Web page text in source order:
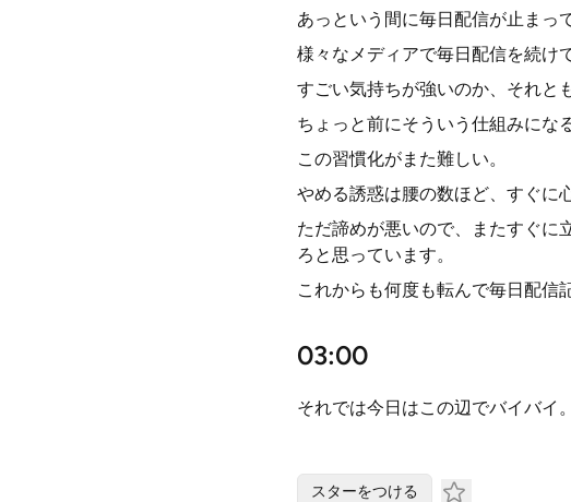
あっという間に毎日配信が止まっ
様々なメディアで毎日配信を続け
すごい気持ちが強いのか、それと
ちょっと前にそういう仕組みにな
この習慣化がまた難しい。
やめる誘惑は腰の数ほど、すぐに
ただ諦めが悪いので、またすぐに
ろと思っています。
これからも何度も転んで毎日配信
03:00
それでは今日はこの辺でバイバイ。
スターをつける